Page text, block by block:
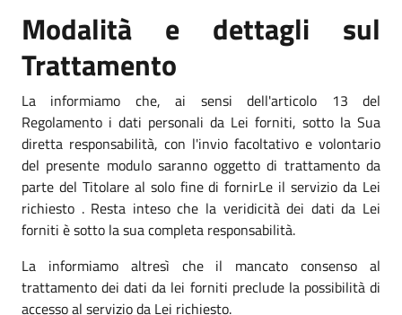
Modalità e dettagli sul
Trattamento
La informiamo che, ai sensi dell'articolo 13 del
Regolamento i dati personali da Lei forniti, sotto la Sua
diretta responsabilità, con l'invio facoltativo e volontario
del presente modulo saranno oggetto di trattamento da
parte del Titolare al solo fine di fornirLe il servizio da Lei
richiesto . Resta inteso che la veridicità dei dati da Lei
forniti è sotto la sua completa responsabilità.
La informiamo altresì che il mancato consenso al
trattamento dei dati da lei forniti preclude la possibilità di
accesso al servizio da Lei richiesto.